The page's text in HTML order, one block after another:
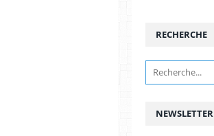
NEWSLETTER
RECHERCHE